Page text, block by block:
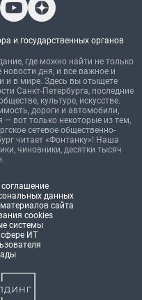
и государственных органов
где можно найти не только
новости дня, и все важное и
и в мире. Здесь вы отыщете
Санкт-Петербурга, последние
культуре, искусстве.
дороги и автомобили,
вот только некоторые из тем,
сетевое общественно-
читает «Фонтанку»! Наша
чиновники, десятки тысяч
данных
сайта
cookies
системы
ИТ